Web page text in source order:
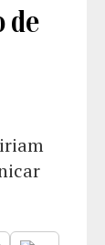
de